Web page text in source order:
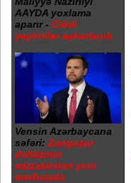
AAYDA yoxlama
aparır - Ciddi
yeyintilər aşkarlanıb
Vensin Azərbaycana
səfəri: Zəngəzur
dəhlizinin
müzakirələri yeni
mərhələdə